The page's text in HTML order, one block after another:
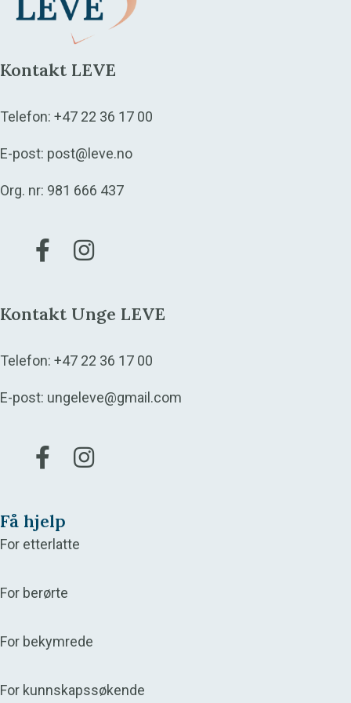
Kontakt LEVE
Telefon: +47 22 36 17 00
E-post: post@leve.no
Org. nr: 981 666 437
Gå til vår Facebook
Gå til vår Instagram
Kontakt Unge LEVE
Telefon: +47 22 36 17 00
E-post: ungeleve@gmail.com
Gå til vår Facebook
Gå til vår Instagram
Få hjelp
For etterlatte
For berørte
For bekymrede
For kunnskapssøkende